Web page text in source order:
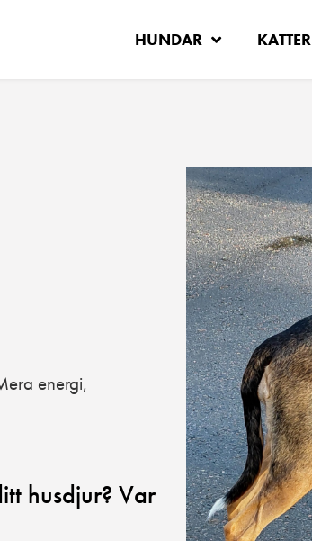
HUNDAR KATTER
energi,
husdjur? Var